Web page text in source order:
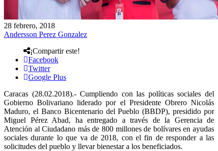
28 febrero, 2018
Andersson Perez Gonzalez
¡Compartir este!
Facebook
Twitter
Google Plus
Caracas (28.02.2018).- Cumpliendo con las políticas sociales del
Gobierno Bolivariano liderado por el Presidente Obrero Nicolás
Maduro, el Banco Bicentenario del Pueblo (BBDP), presidido por
Miguel Pérez Abad, ha entregado a través de la Gerencia de
Atención al Ciudadano más de 800 millones de bolívares en ayudas
sociales durante lo que va de 2018, con el fin de responder a las
solicitudes del pueblo y llevar bienestar a los beneficiados.